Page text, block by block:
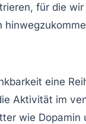
für die
eine
Aktivität im
wie Dopamin